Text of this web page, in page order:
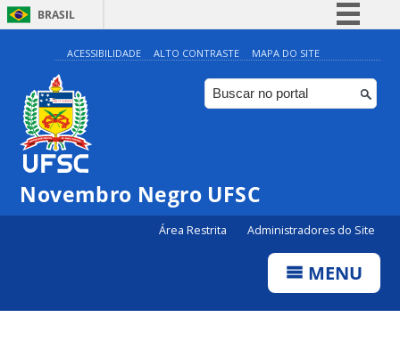
BRASIL
Simplifique!
Comunica BR
Participe
ACESSIBILIDADE ALTO CONTRASTE MAPA DO SITE
Novembro Negro UFSC
Área Restrita Administradores do Site
MENU